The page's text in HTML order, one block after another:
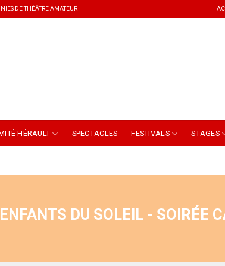
DE THÉÂTRE AMATEUR
HÉRAULT SPECTACLES FESTIVALS STAGES
DU SOLEIL - SOIRÉE